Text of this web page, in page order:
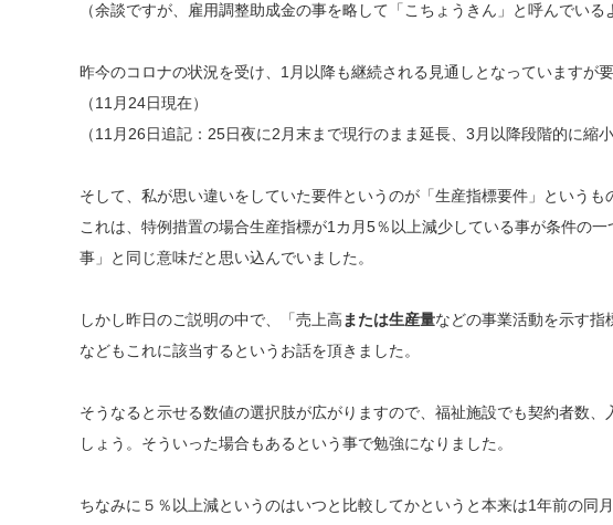
（余談ですが、雇用調整助成金の事を略して「こちょうきん」と呼んでいる
昨今のコロナの状況を受け、1月以降も継続される見通しとなっていますが
（11月24日現在）
（11月26日追記：25日夜に2月末まで現行のまま延長、3月以降段階的に縮
そして、私が思い違いをしていた要件というのが「生産指標要件」というも
これは、特例措置の場合生産指標が1カ月5％以上減少している事が条件の
事」と同じ意味だと思い込んでいました。
しかし昨日のご説明の中で、「売上高または生産量などの事業活動を示す指
などもこれに該当するというお話を頂きました。
そうなると示せる数値の選択肢が広がりますので、福祉施設でも契約者数
しょう。そういった場合もあるという事で勉強になりました。
ちなみに５％以上減というのはいつと比較してかというと本来は1年前の同